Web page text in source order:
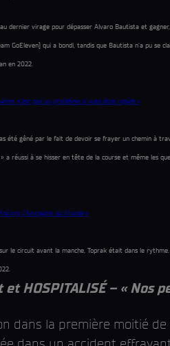
dernier virage pour dépasser Alvaro Bautista et
GoEleven) qui a bondi, tandis que Bautista n'a pu se
en 2022.
n’est pas un problème si vous êtes rapide »
été gêné par le fait de devoir se frayer un chemin à
réussi à se hisser en tête de la course et même les
Champions du Monde »
le circuit avant la manche, Toprak était dans le
HOSPITALISÉ – « Nos
dans la première moitié